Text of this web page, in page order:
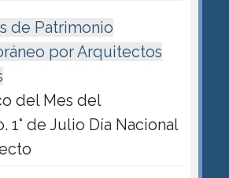
de Patrimonio
por Arquitectos
del Mes del
1° de Julio Día Nacional